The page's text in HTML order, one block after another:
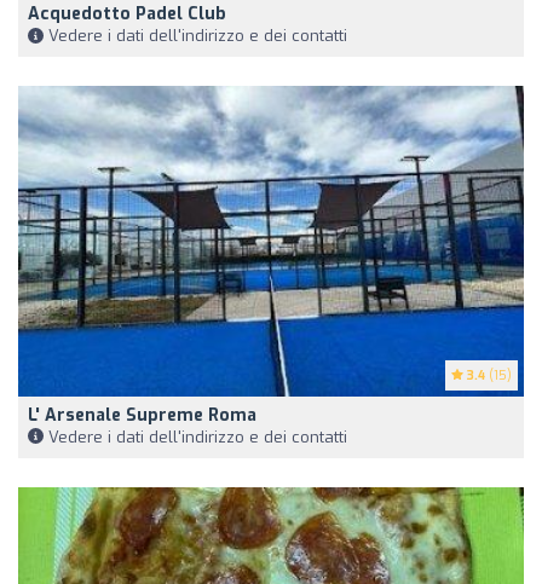
Acquedotto Padel Club
Vedere i dati dell'indirizzo e dei contatti
3.4 (15)
L' Arsenale Supreme Roma
Vedere i dati dell'indirizzo e dei contatti